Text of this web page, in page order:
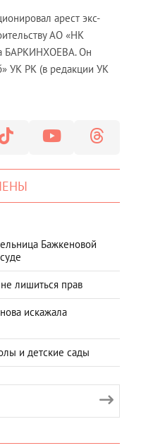
арест экс-
АО «НК
БАРКИНХОЕВА. Он
УК РК (в редакции УК
Бажкеновой
лишиться прав
искажала
и детские сады